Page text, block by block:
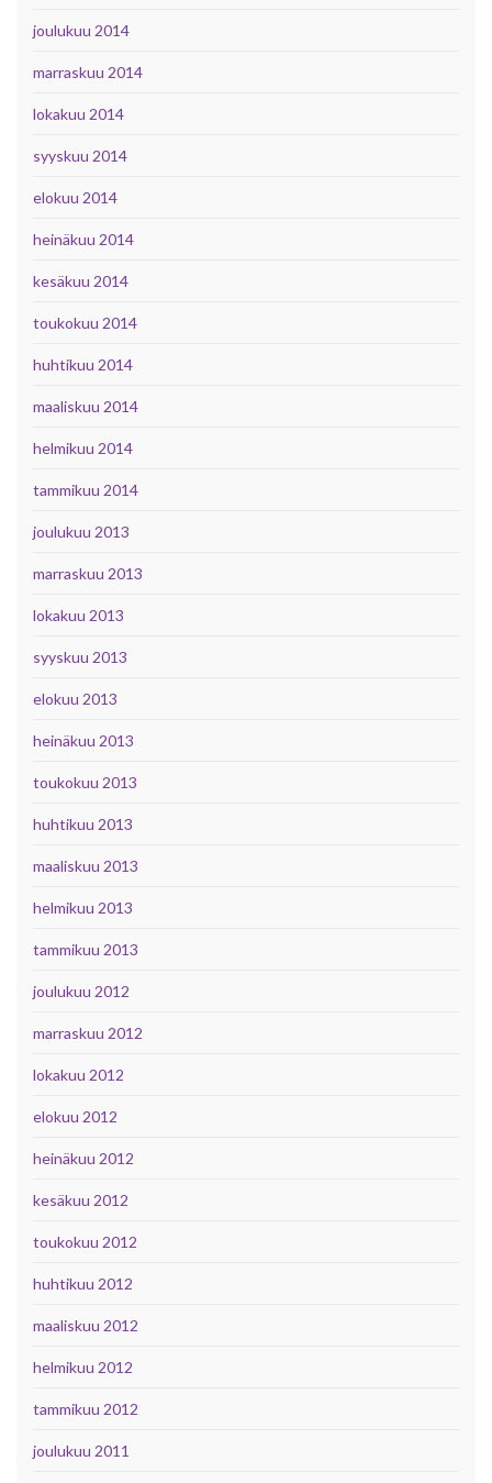
joulukuu 2014
marraskuu 2014
lokakuu 2014
syyskuu 2014
elokuu 2014
heinäkuu 2014
kesäkuu 2014
toukokuu 2014
huhtikuu 2014
maaliskuu 2014
helmikuu 2014
tammikuu 2014
joulukuu 2013
marraskuu 2013
lokakuu 2013
syyskuu 2013
elokuu 2013
heinäkuu 2013
toukokuu 2013
huhtikuu 2013
maaliskuu 2013
helmikuu 2013
tammikuu 2013
joulukuu 2012
marraskuu 2012
lokakuu 2012
elokuu 2012
heinäkuu 2012
kesäkuu 2012
toukokuu 2012
huhtikuu 2012
maaliskuu 2012
helmikuu 2012
tammikuu 2012
joulukuu 2011